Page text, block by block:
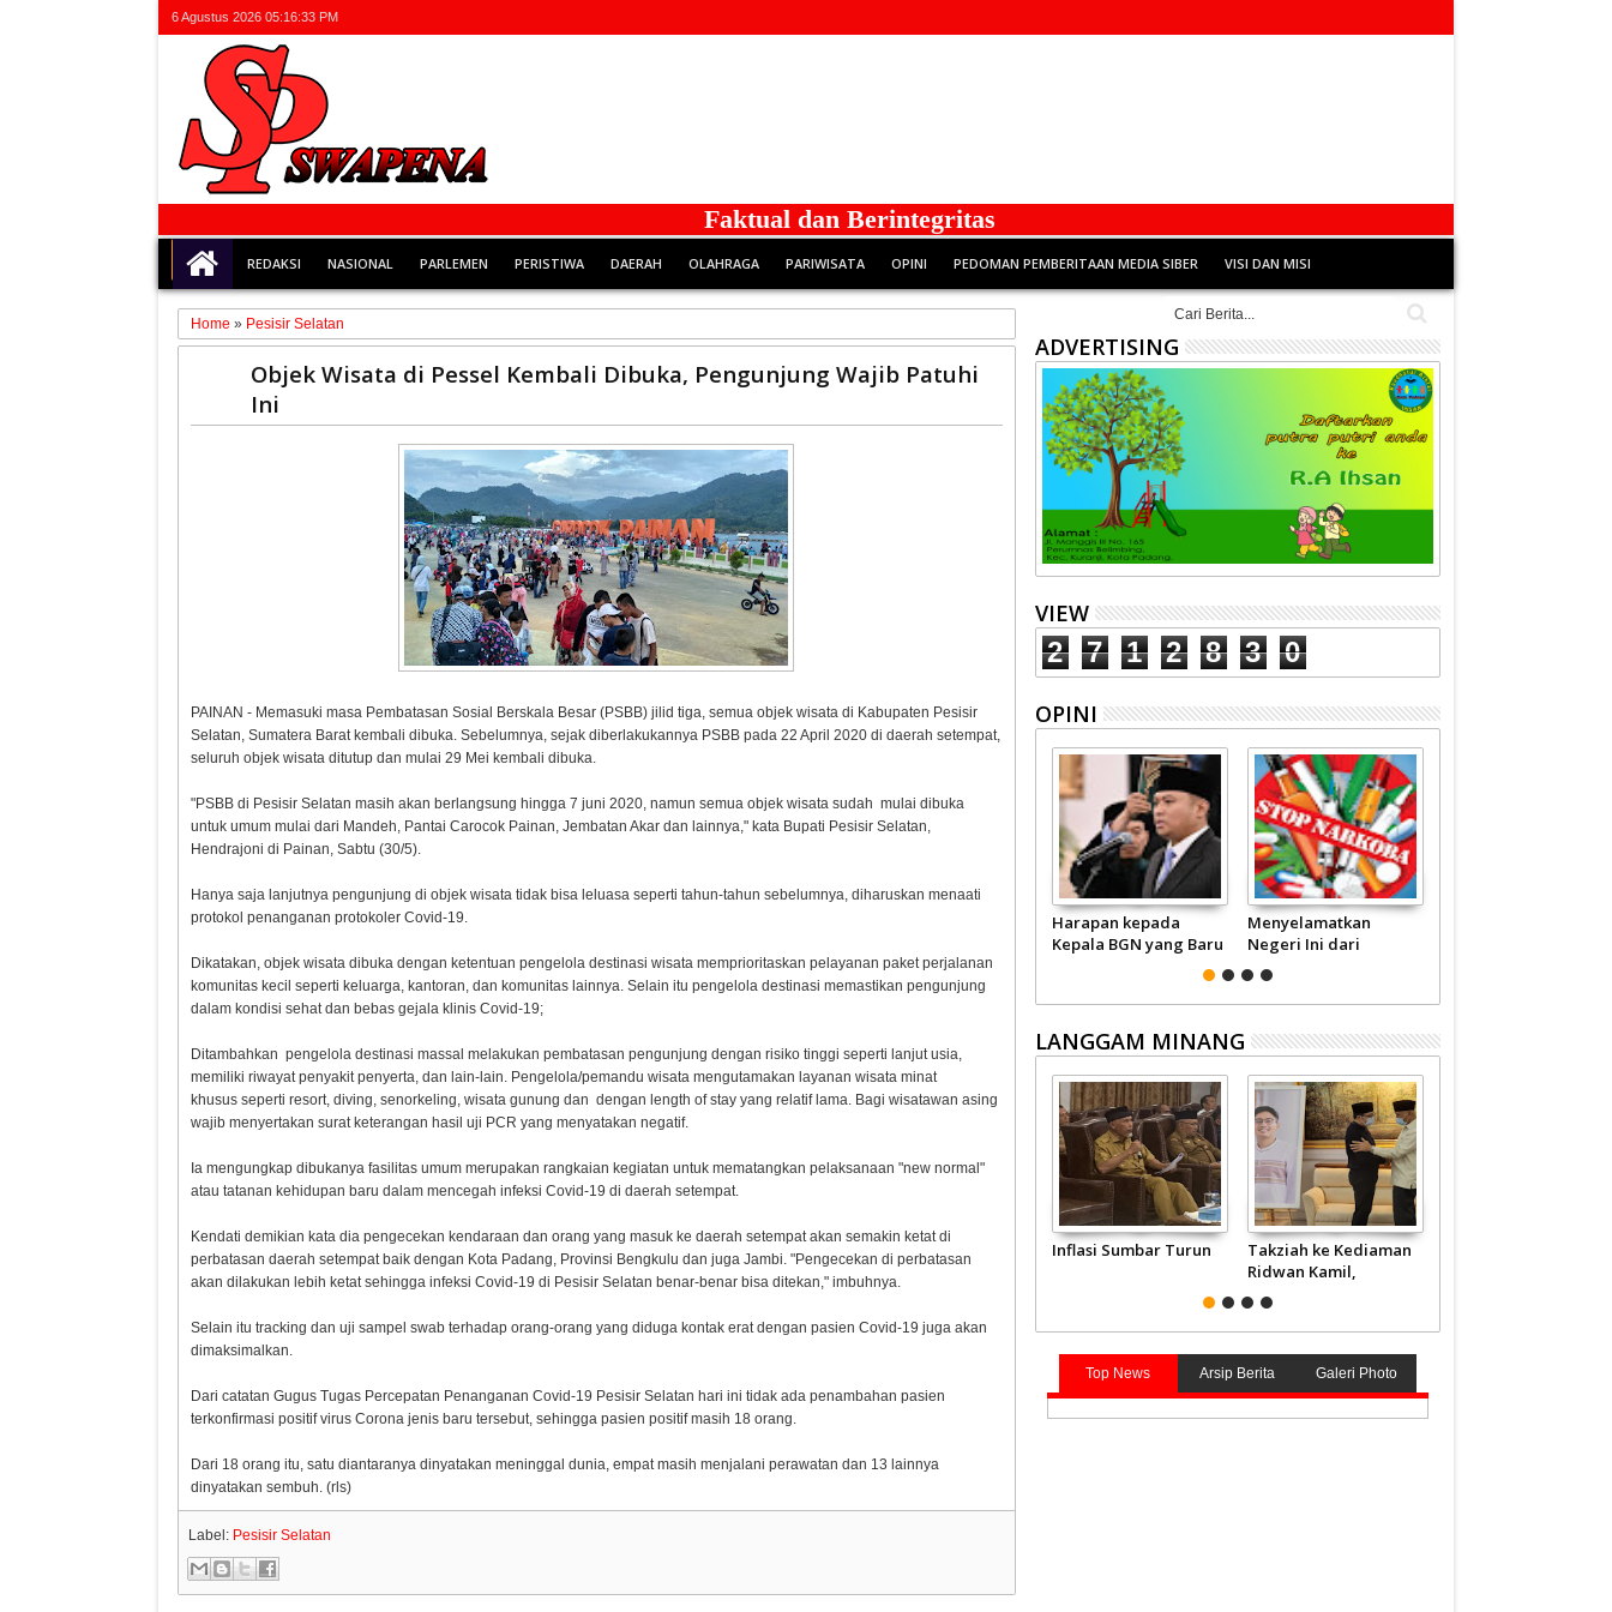
6 Agustus 2026 05:16:33 PM
Faktual dan Berintegritas
REDAKSI NASIONAL PARLEMEN PERISTIWA DAERAH OLAHRAGA PARIWISATA OPINI PEDOMAN PEMBERITAAN MEDIA SIBER VISI DAN MISI
Home » Pesisir Selatan
Objek Wisata di Pessel Kembali Dibuka, Pengunjung Wajib Patuhi
Ini
PAINAN - Memasuki masa Pembatasan Sosial Berskala Besar (PSBB) jilid tiga, semua objek wisata di Kabupaten Pesisir
Selatan, Sumatera Barat kembali dibuka. Sebelumnya, sejak diberlakukannya PSBB pada 22 April 2020 di daerah setempat,
seluruh objek wisata ditutup dan mulai 29 Mei kembali dibuka.
"PSBB di Pesisir Selatan masih akan berlangsung hingga 7 juni 2020, namun semua objek wisata sudah mulai dibuka
untuk umum mulai dari Mandeh, Pantai Carocok Painan, Jembatan Akar dan lainnya," kata Bupati Pesisir Selatan,
Hendrajoni di Painan, Sabtu (30/5).
Hanya saja lanjutnya pengunjung di objek wisata tidak bisa leluasa seperti tahun-tahun sebelumnya, diharuskan menaati
protokol penanganan protokoler Covid-19.
Dikatakan, objek wisata dibuka dengan ketentuan pengelola destinasi wisata memprioritaskan pelayanan paket perjalanan
komunitas kecil seperti keluarga, kantoran, dan komunitas lainnya. Selain itu pengelola destinasi memastikan pengunjung
dalam kondisi sehat dan bebas gejala klinis Covid-19;
Ditambahkan pengelola destinasi massal melakukan pembatasan pengunjung dengan risiko tinggi seperti lanjut usia,
memiliki riwayat penyakit penyerta, dan lain-lain. Pengelola/pemandu wisata mengutamakan layanan wisata minat
khusus seperti resort, diving, senorkeling, wisata gunung dan dengan length of stay yang relatif lama. Bagi wisatawan asing
wajib menyertakan surat keterangan hasil uji PCR yang menyatakan negatif.
Ia mengungkap dibukanya fasilitas umum merupakan rangkaian kegiatan untuk mematangkan pelaksanaan "new normal"
atau tatanan kehidupan baru dalam mencegah infeksi Covid-19 di daerah setempat.
Kendati demikian kata dia pengecekan kendaraan dan orang yang masuk ke daerah setempat akan semakin ketat di
perbatasan daerah setempat baik dengan Kota Padang, Provinsi Bengkulu dan juga Jambi. "Pengecekan di perbatasan
akan dilakukan lebih ketat sehingga infeksi Covid-19 di Pesisir Selatan benar-benar bisa ditekan," imbuhnya.
Selain itu tracking dan uji sampel swab terhadap orang-orang yang diduga kontak erat dengan pasien Covid-19 juga akan
dimaksimalkan.
Dari catatan Gugus Tugas Percepatan Penanganan Covid-19 Pesisir Selatan hari ini tidak ada penambahan pasien
terkonfirmasi positif virus Corona jenis baru tersebut, sehingga pasien positif masih 18 orang.
Dari 18 orang itu, satu diantaranya dinyatakan meninggal dunia, empat masih menjalani perawatan dan 13 lainnya
dinyatakan sembuh. (rls)
Label: Pesisir Selatan
ADVERTISING
VIEW
2 7 1 2 8 3 0
OPINI
Harapan kepada
Kepala BGN yang Baru
Menyelamatkan
Negeri Ini dari
Narkoba
LANGGAM MINANG
Inflasi Sumbar Turun
Takziah ke Kediaman
Ridwan Kamil,
Gubernur Mahyeldi
Doakan Eril Syahid
Top News Arsip Berita Galeri Photo